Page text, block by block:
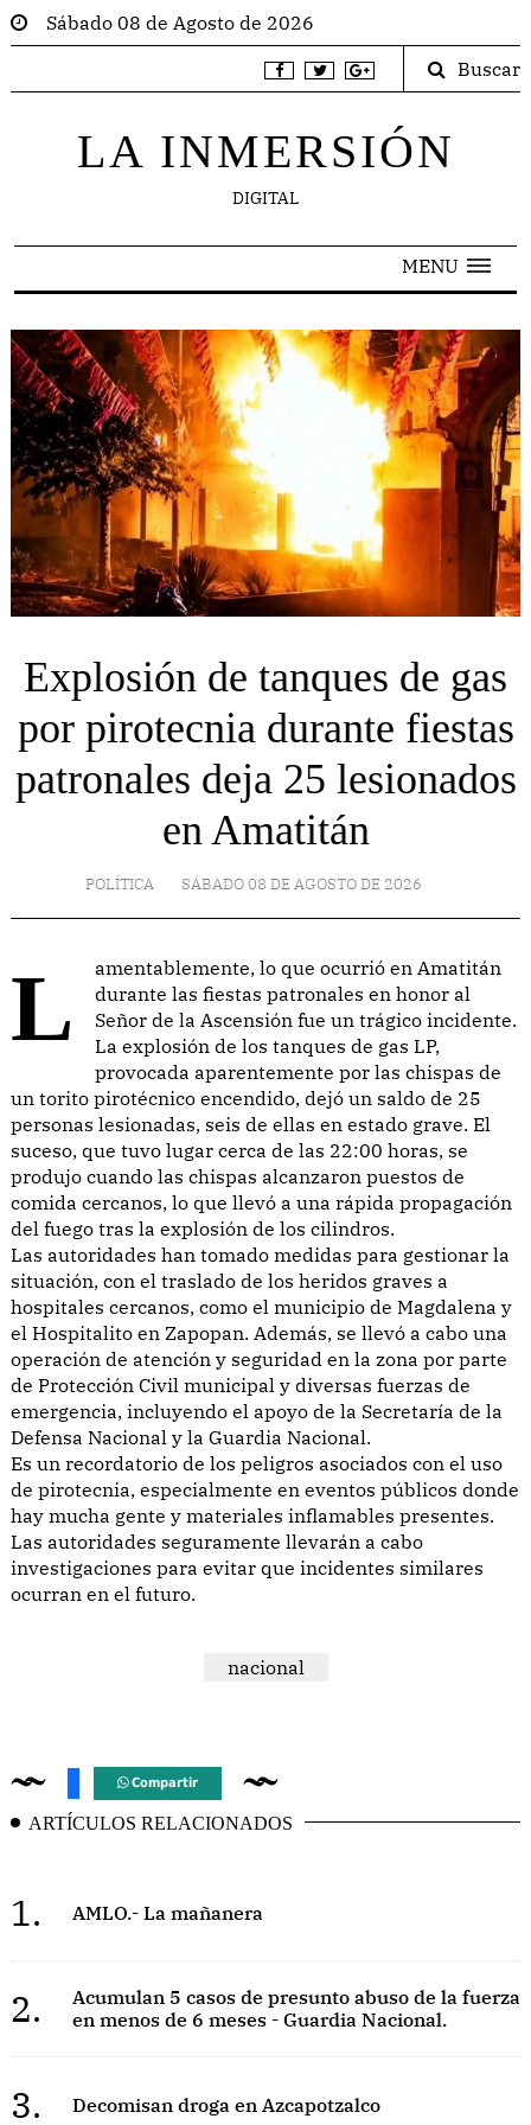
Sábado 08 de Agosto de 2026
Buscar
LA INMERSIÓN
DIGITAL
MENU
Explosión de tanques de gas
por pirotecnia durante fiestas
patronales deja 25 lesionados
en Amatitán
POLÍTICA SÁBADO 08 DE AGOSTO DE 2026
Lamentablemente, lo que ocurrió en Amatitán
durante las fiestas patronales en honor al
Señor de la Ascensión fue un trágico incidente.
La explosión de los tanques de gas LP,
provocada aparentemente por las chispas de
un torito pirotécnico encendido, dejó un saldo de 25
personas lesionadas, seis de ellas en estado grave. El
suceso, que tuvo lugar cerca de las 22:00 horas, se
produjo cuando las chispas alcanzaron puestos de
comida cercanos, lo que llevó a una rápida propagación
del fuego tras la explosión de los cilindros.
Las autoridades han tomado medidas para gestionar la
situación, con el traslado de los heridos graves a
hospitales cercanos, como el municipio de Magdalena y
el Hospitalito en Zapopan. Además, se llevó a cabo una
operación de atención y seguridad en la zona por parte
de Protección Civil municipal y diversas fuerzas de
emergencia, incluyendo el apoyo de la Secretaría de la
Defensa Nacional y la Guardia Nacional.
Es un recordatorio de los peligros asociados con el uso
de pirotecnia, especialmente en eventos públicos donde
hay mucha gente y materiales inflamables presentes.
Las autoridades seguramente llevarán a cabo
investigaciones para evitar que incidentes similares
ocurran en el futuro.
nacional
Compartir
ARTÍCULOS RELACIONADOS
1. AMLO.- La mañanera
2.
Acumulan 5 casos de presunto abuso de la fuerza
en menos de 6 meses - Guardia Nacional.
3. Decomisan droga en Azcapotzalco